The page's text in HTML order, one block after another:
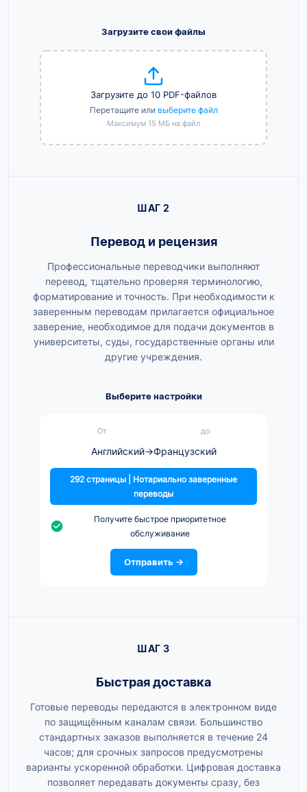
Загрузите свои файлы
Загрузите до 10 PDF-файлов
Перетащите или выберите файл
Максимум 15 МБ на файл
ШАГ 2
Перевод и рецензия
Профессиональные переводчики выполняют
перевод, тщательно проверяя терминологию,
форматирование и точность. При необходимости к
заверенным переводам прилагается официальное
заверение, необходимое для подачи документов в
университеты, суды, государственные органы или
другие учреждения.
Выберите настройки
От до
Английский→Французский
292 страницы | Нотариально заверенные
переводы
Получите быстрое приоритетное
обслуживание
Отправить →
ШАГ 3
Быстрая доставка
Готовые переводы передаются в электронном виде
по защищённым каналам связи. Большинство
стандартных заказов выполняется в течение 24
часов; для срочных запросов предусмотрены
варианты ускоренной обработки. Цифровая доставка
позволяет передавать документы сразу, без